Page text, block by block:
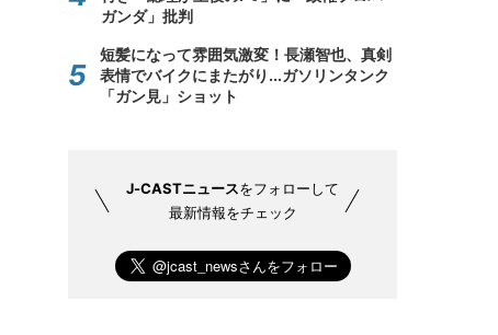
ガンダ」批判
短髪になって雰囲気激変！長瀬智也、真剣
表情でバイクにまたがり...ガソリンタンク
「ガン見」ショット
J-CASTニュースをフォローして
最新情報をチェック